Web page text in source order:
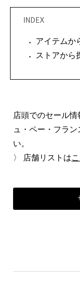
INDEX
アイテムか
ストアから
店頭でのセール
ュ・ペー・フラ
い。
〉 店舗リストは